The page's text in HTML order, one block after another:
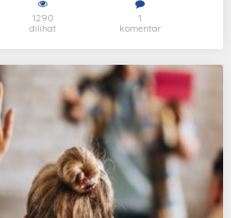
1290
dilihat
1
komentar